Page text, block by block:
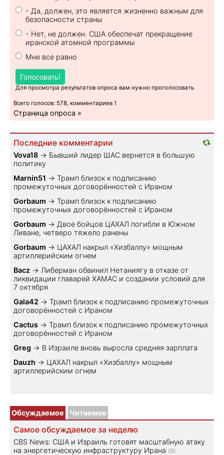
- Да, должен, это является жизненно важным для
безопасности страны
- Нет, не должен. США обеспечат прекращение
иранской атомной программы
Мне все равно
Голосовать!
Для просмотра результатов опроса вам нужно проголосовать
Всего голосов: 578, комментариев 1
Страница опроса »
Последние комментарии
Vova18 → Бывший лидер ШАС вернется в большую
политику
Marnin51 → Трамп близок к подписанию
промежуточных договорённостей с Ираном
Gorbaum → Трамп близок к подписанию
промежуточных договорённостей с Ираном
Gorbaum → Двое бойцов ЦАХАЛ погибли в Южном
Ливане, четверо тяжело ранены
Gorbaum → ЦАХАЛ накрыл «Хизбаллу» мощным
артиллерийским огнем
Bacz → Либерман обвинил Нетаниягу в отказе от
ликвидации главарей ХАМАС и создании условий для
7 октября
Gala42 → Трамп близок к подписанию промежуточных
договорённостей с Ираном
Cactus → Трамп близок к подписанию промежуточных
договорённостей с Ираном
Greg → В Израиле вновь выросла средняя зарплата
Dauzh → ЦАХАЛ накрыл «Хизбаллу» мощным
артиллерийским огнем
Обсуждаемое Читаемое
Самое обсуждаемое за неделю
CBS News: США и Израиль готовят масштабную атаку
на энергетическую инфраструктуру Ирана (9)